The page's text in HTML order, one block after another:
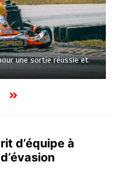
les entreprises
d’équipe à